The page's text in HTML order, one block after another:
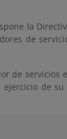
la
de
de servicios
de su